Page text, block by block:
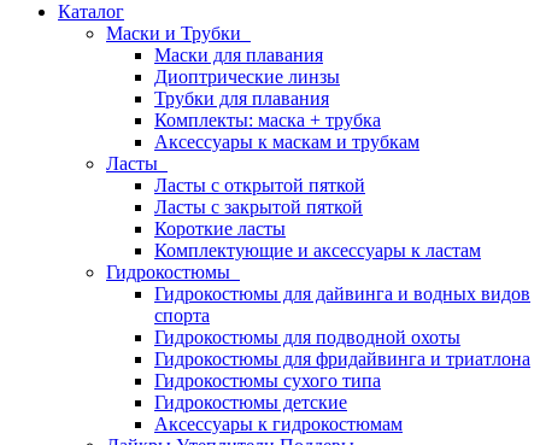
Каталог
Маски и Трубки
Маски для плавания
Диоптрические линзы
Трубки для плавания
Комплекты: маска + трубка
Аксессуары к маскам и трубкам
Ласты
Ласты с открытой пяткой
Ласты с закрытой пяткой
Короткие ласты
Комплектующие и аксессуары к ластам
Гидрокостюмы
Гидрокостюмы для дайвинга и водных видов
спорта
Гидрокостюмы для подводной охоты
Гидрокостюмы для фридайвинга и триатлона
Гидрокостюмы сухого типа
Гидрокостюмы детские
Аксессуары к гидрокостюмам